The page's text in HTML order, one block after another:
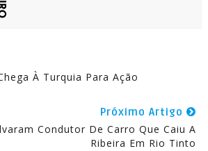
À Turquia Para Ação
Próximo Artigo
Condutor De Carro Que Caiu A
Ribeira Em Rio Tinto